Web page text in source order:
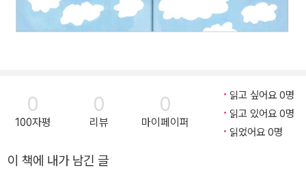
0
100자평
0
리뷰
0
마이페이퍼
읽고 싶어요 0명
읽고 있어요 0명
읽었어요 0명
이 책에 내가 남긴 글